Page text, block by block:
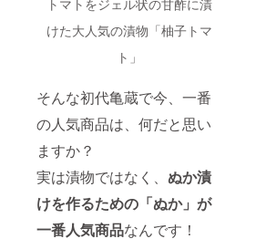
トマトをジェル状の甘酢に漬
けた大人気の漬物「柚子トマ
ト」
そんな初代亀蔵で今、一番
の人気商品は、何だと思い
ますか？
実は漬物ではなく、 ぬか漬
けを作るための「ぬか」が
一番人気商品なんです！